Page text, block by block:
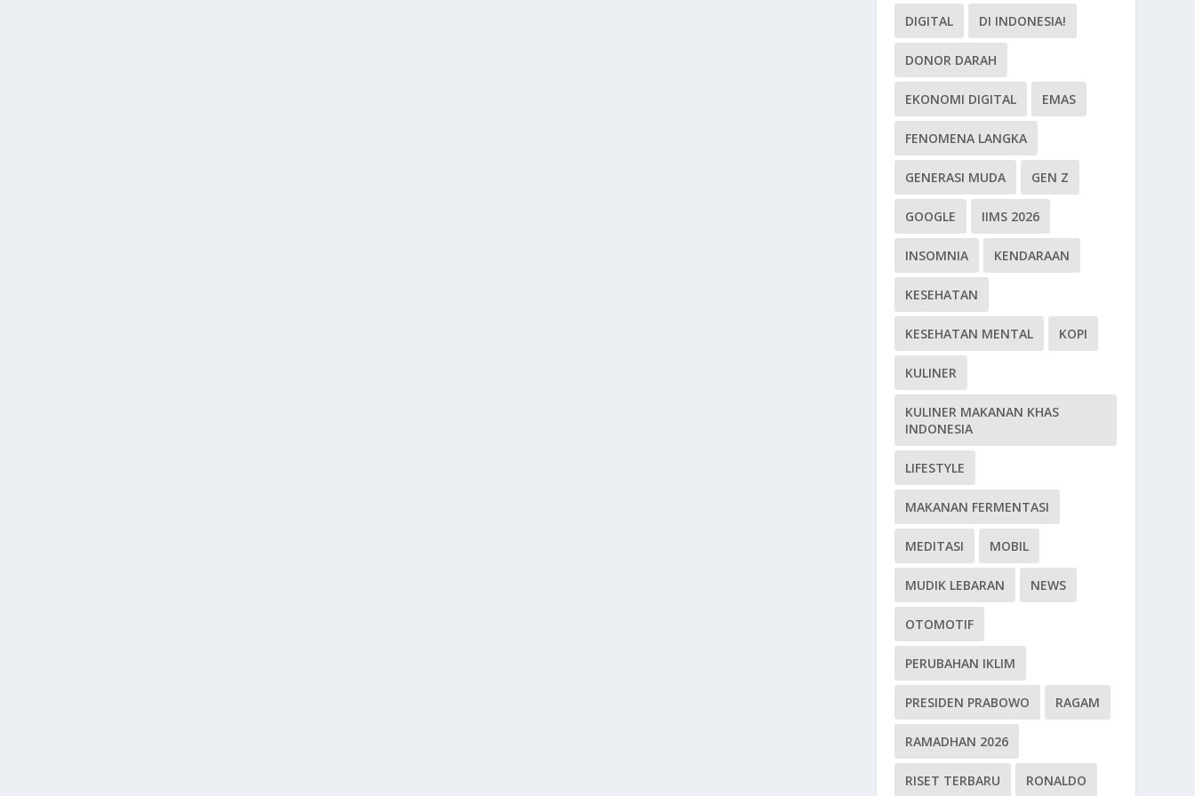
DIGITAL DI INDONESIA!
DONOR DARAH
EKONOMI DIGITAL EMAS
FENOMENA LANGKA
GENERASI MUDA GEN Z
GOOGLE IIMS 2026
INSOMNIA KENDARAAN
KESEHATAN
KESEHATAN MENTAL KOPI
KULINER
KULINER MAKANAN KHAS
INDONESIA
LIFESTYLE
MAKANAN FERMENTASI
MEDITASI MOBIL
MUDIK LEBARAN NEWS
OTOMOTIF
PERUBAHAN IKLIM
PRESIDEN PRABOWO RAGAM
RAMADHAN 2026
RISET TERBARU RONALDO